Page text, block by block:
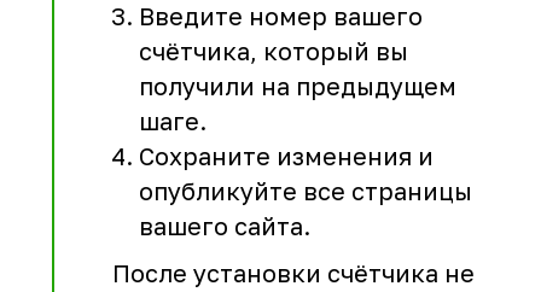
Введите номер вашего
счётчика, который вы
получили на предыдущем
шаге.
Сохраните изменения и
опубликуйте все страницы
вашего сайта.
После установки счётчика не